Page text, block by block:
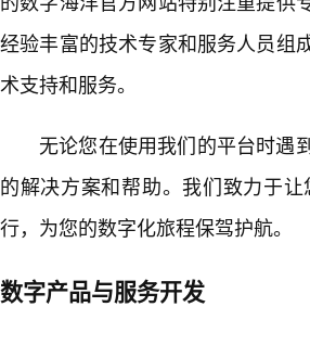
经验丰富的技术专家和服务人员组
术支持和服务。
无论您在使用我们的平台时遇
的解决方案和帮助。我们致力于
行，为您的数字化旅程保驾护航。
数字产品与服务开发